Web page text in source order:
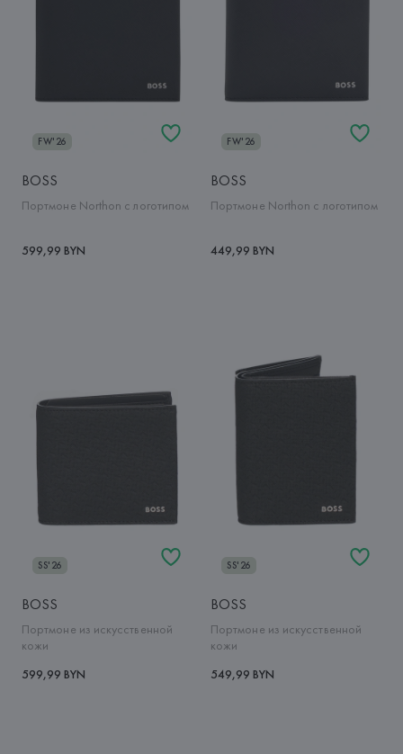
FW'26
BOSS
Портмоне Northon с логотипом
599,99 BYN
FW'26
BOSS
Портмоне Northon с логотипом
449,99 BYN
SS'26
BOSS
Портмоне из искусственной
кожи
599,99 BYN
SS'26
BOSS
Портмоне из искусственной
кожи
549,99 BYN